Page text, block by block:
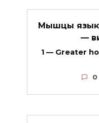
Мышцы
—
1 — Greater
0